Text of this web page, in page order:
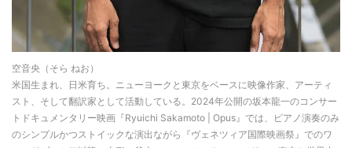
空音央（そら ねお）
米国生まれ、日米育ち。ニューヨークと東京をベースに映像作家、アーティ
スト、そして翻訳家として活動している。2024年公開の坂本龍一のコンサー
トドキュメンタリー映画『Ryuichi Sakamoto | Opus』では、ピアノ演奏のみ
のシンプルかつストイックな演出ながら『ヴェネツィア国際映画祭』でのワ